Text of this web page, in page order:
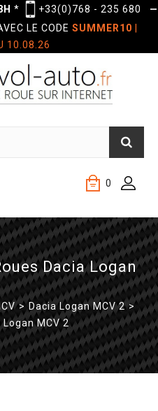
* +33(0)768 - 235 680
—
LE CODE SUMMER10
10.08.26
0
Dacia Logan
> Dacia Logan MCV 2 >
MCV 2